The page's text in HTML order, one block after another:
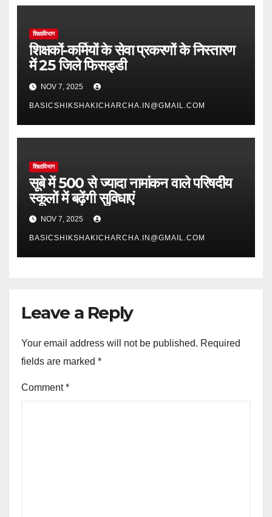
शिक्षाविभाग
शिक्षकों-कर्मियों के सेवा प्रकरणों के निस्तारण
में 25 जिले फिसड्डी
NOV 7, 2025
BASICSHIKSHAKICHARCHA.IN@GMAIL.COM
शिक्षाविभाग
सूबे में 500 से ज्यादा नामांकन वाले परिषदीय
स्कूलों में बढ़ेंगी सुविधाएं
NOV 7, 2025
BASICSHIKSHAKICHARCHA.IN@GMAIL.COM
Leave a Reply
Your email address will not be published. Required
fields are marked *
Comment*